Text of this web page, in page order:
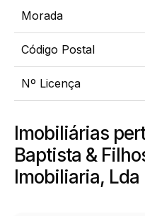
Morada
Código Postal
Nº Licença
Imobiliárias
Baptista &
Imobiliaria, Lda